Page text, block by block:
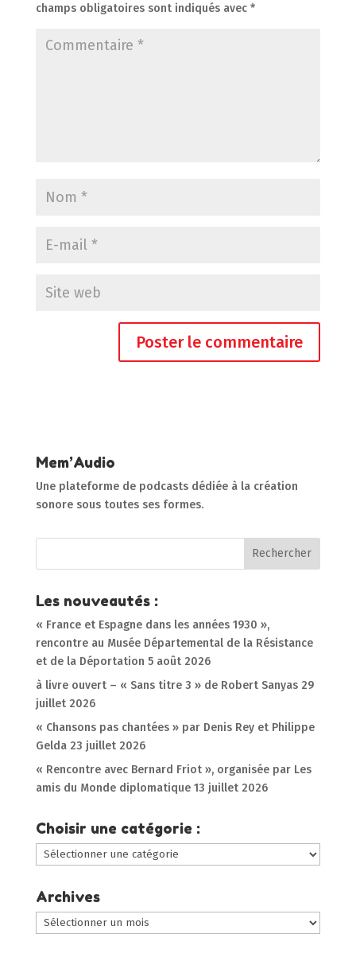
champs obligatoires sont indiqués avec *
Mem’Audio
Une plateforme de podcasts dédiée à la création
sonore sous toutes ses formes.
Les nouveautés :
« France et Espagne dans les années 1930 »,
rencontre au Musée Départemental de la Résistance
et de la Déportation 5 août 2026
à livre ouvert – « Sans titre 3 » de Robert Sanyas 29
juillet 2026
« Chansons pas chantées » par Denis Rey et Philippe
Gelda 23 juillet 2026
« Rencontre avec Bernard Friot », organisée par Les
amis du Monde diplomatique 13 juillet 2026
Choisir une catégorie :
Choisir
une
catégorie
:
Archives
Archives